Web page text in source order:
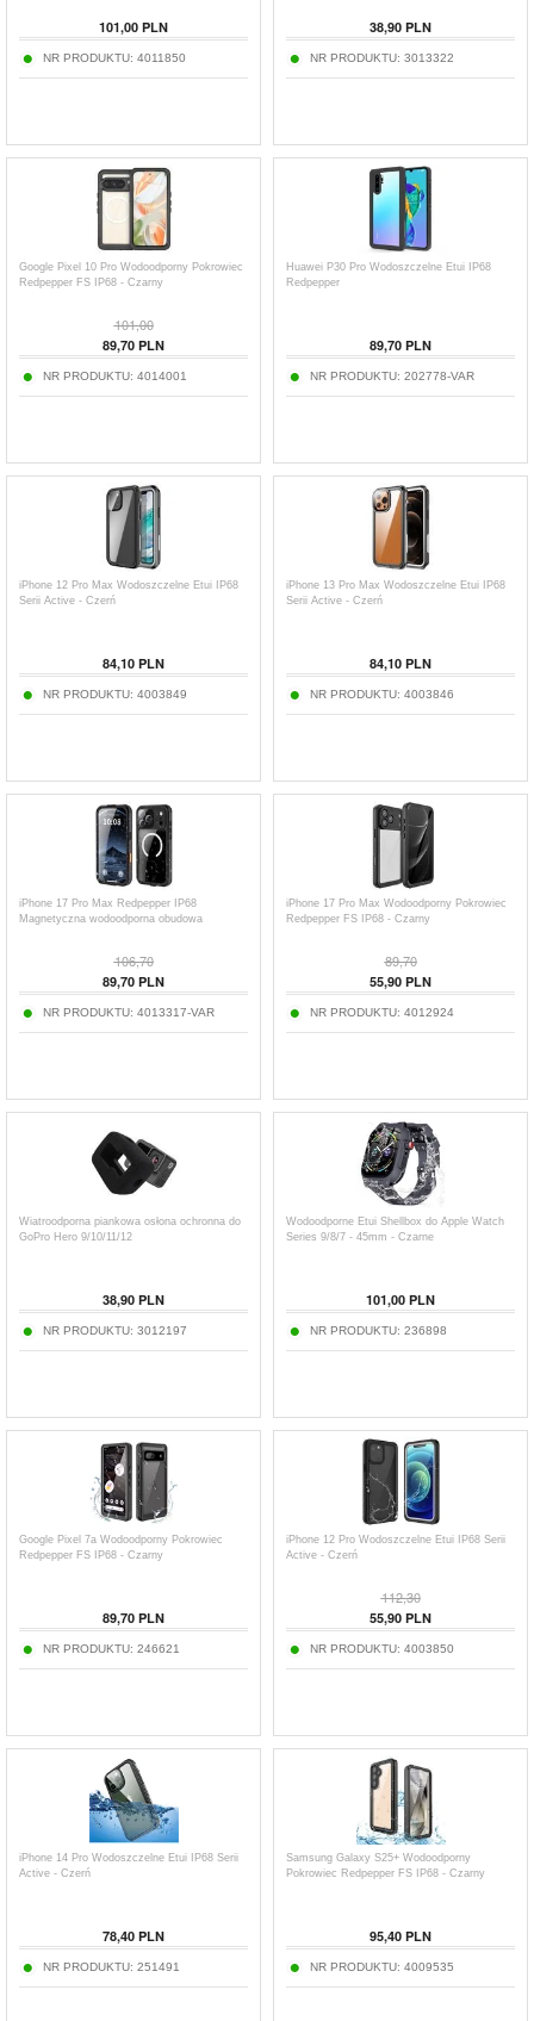
101,00 PLN
NR PRODUKTU: 4011850
38,90 PLN
NR PRODUKTU: 3013322
Google Pixel 10 Pro Wodoodporny Pokrowiec
Redpepper FS IP68 - Czarny
101,00
89,70 PLN
NR PRODUKTU: 4014001
Huawei P30 Pro Wodoszczelne Etui IP68
Redpepper
89,70 PLN
NR PRODUKTU: 202778-VAR
iPhone 12 Pro Max Wodoszczelne Etui IP68
Serii Active - Czerń
84,10 PLN
NR PRODUKTU: 4003849
iPhone 13 Pro Max Wodoszczelne Etui IP68
Serii Active - Czerń
84,10 PLN
NR PRODUKTU: 4003846
iPhone 17 Pro Max Redpepper IP68
Magnetyczna wodoodporna obudowa
106,70
89,70 PLN
NR PRODUKTU: 4013317-VAR
iPhone 17 Pro Max Wodoodporny Pokrowiec
Redpepper FS IP68 - Czarny
89,70
55,90 PLN
NR PRODUKTU: 4012924
Wiatroodporna piankowa osłona ochronna do
GoPro Hero 9/10/11/12
38,90 PLN
NR PRODUKTU: 3012197
Wodoodporne Etui Shellbox do Apple Watch
Series 9/8/7 - 45mm - Czarne
101,00 PLN
NR PRODUKTU: 236898
Google Pixel 7a Wodoodporny Pokrowiec
Redpepper FS IP68 - Czarny
89,70 PLN
NR PRODUKTU: 246621
iPhone 12 Pro Wodoszczelne Etui IP68 Serii
Active - Czerń
112,30
55,90 PLN
NR PRODUKTU: 4003850
iPhone 14 Pro Wodoszczelne Etui IP68 Serii
Active - Czerń
78,40 PLN
NR PRODUKTU: 251491
Samsung Galaxy S25+ Wodoodporny
Pokrowiec Redpepper FS IP68 - Czarny
95,40 PLN
NR PRODUKTU: 4009535